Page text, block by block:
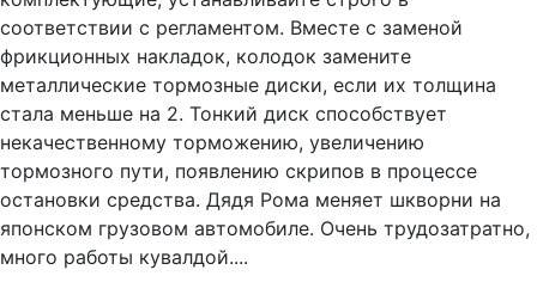
соответствии с регламентом. Вместе с заменой
фрикционных накладок, колодок замените
металлические тормозные диски, если их толщина
стала меньше на 2. Тонкий диск способствует
некачественному торможению, увеличению
тормозного пути, появлению скрипов в процессе
остановки средства. Дядя Рома меняет шкворни на
японском грузовом автомобиле. Очень трудозатратно,
много работы кувалдой....